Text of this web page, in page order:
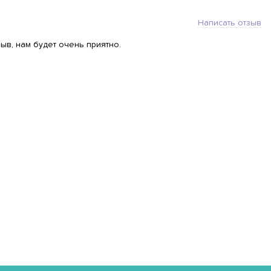
Написать отзыв
нам будет очень приятно.